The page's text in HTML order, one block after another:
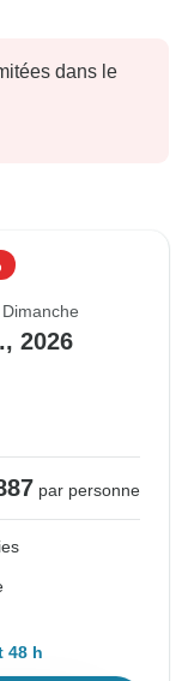
dans le
2026
par personne
48 h